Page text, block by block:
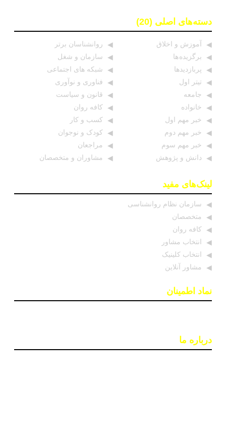
دسته‌های اصلی (20)
آموزش و اخلاق
برگزیده ها
پربازدیدها
تیتر اول
جامعه
خانواده
خبر مهم اول
خبر مهم دوم
خبر مهم سوم
دانش و پژوهش
روانشناسان برتر
سازمان و شغل
شبکه های اجتماعی
فناوری و نوآوری
قانون و سیاست
کافه روان
کسب و کار
کودک و نوجوان
مراجعان
مشاوران و متخصصان
لینک‌های مفید
سازمان نظام روانشناسی
متخصصان
کافه روان
انتخاب مشاور
انتخاب کلینیک
مشاور آنلاین
نماد اطمینان
درباره ما